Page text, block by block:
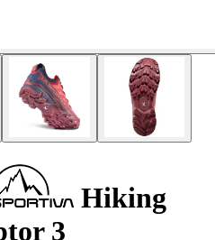
Hiking
3